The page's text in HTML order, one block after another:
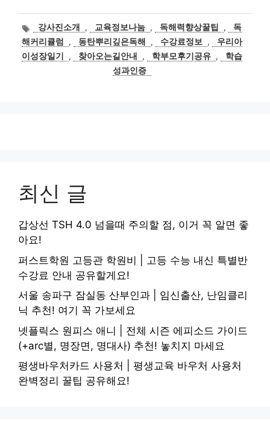
태
그
강사진소개 , 교육정보나눔 , 독해력향상꿀팁 ,
독
해커리큘럼
, 동탄뿌리깊은독해 , 수강료정보 ,
우리아
이성장일기
, 찾아오는길안내 , 학부모후기공유 ,
학습
성과인증
최신 글
갑상선 TSH 4.0 넘을때 주의할 점, 이거 꼭 알면 좋
아요!
퍼스트학원 고등관 학원비 | 고등 수능 내신 특별반
수강료 안내 공유할게요!
서울 송파구 잠실동 산부인과 | 임신출산, 난임클리
닉 추천! 여기 꼭 가보세요
넷플릭스 원피스 애니 | 전체 시즌 에피소드 가이드
(+arc별, 명장면, 명대사) 추천! 놓치지 마세요
평생바우처카드 사용처 | 평생교육 바우처 사용처
완벽정리 꿀팁 공유해요!